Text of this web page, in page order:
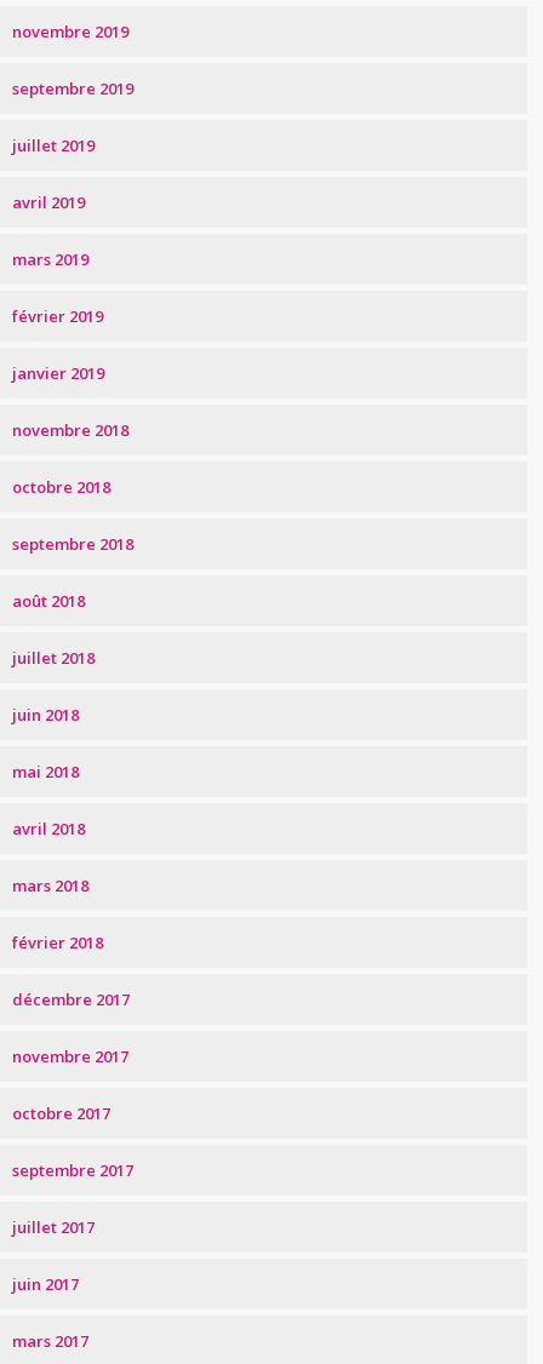
novembre 2019
septembre 2019
juillet 2019
avril 2019
mars 2019
février 2019
janvier 2019
novembre 2018
octobre 2018
septembre 2018
août 2018
juillet 2018
juin 2018
mai 2018
avril 2018
mars 2018
février 2018
décembre 2017
novembre 2017
octobre 2017
septembre 2017
juillet 2017
juin 2017
mars 2017